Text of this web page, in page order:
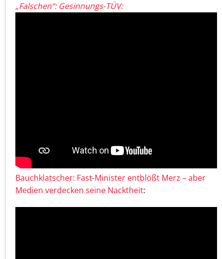
„Falschen“: Gesinnungs-TÜV:
Bauchklatscher: Fast-Minister entblößt Merz – aber
Medien verdecken seine Nacktheit: